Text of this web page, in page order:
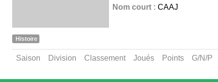
Nom court : CAAJ
Histoire
Saison Division Classement Joués Points G/N/P